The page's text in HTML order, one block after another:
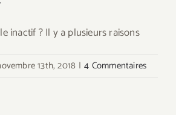
inactif ? Il y a plusieurs raisons
13th, 2018 | 4 Commentaires